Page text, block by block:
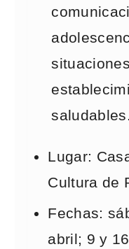
saludables.
Lugar:
Cultura de
Fechas:
abril; 9 y